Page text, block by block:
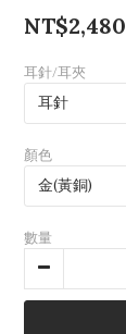
NT$2,480
耳針/耳夾
顏色
數量